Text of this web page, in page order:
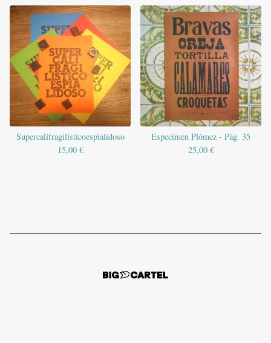
Supercalifragilisticoespialidoso
15,00 €
Especímen Plómez - Pág. 35
25,00 €